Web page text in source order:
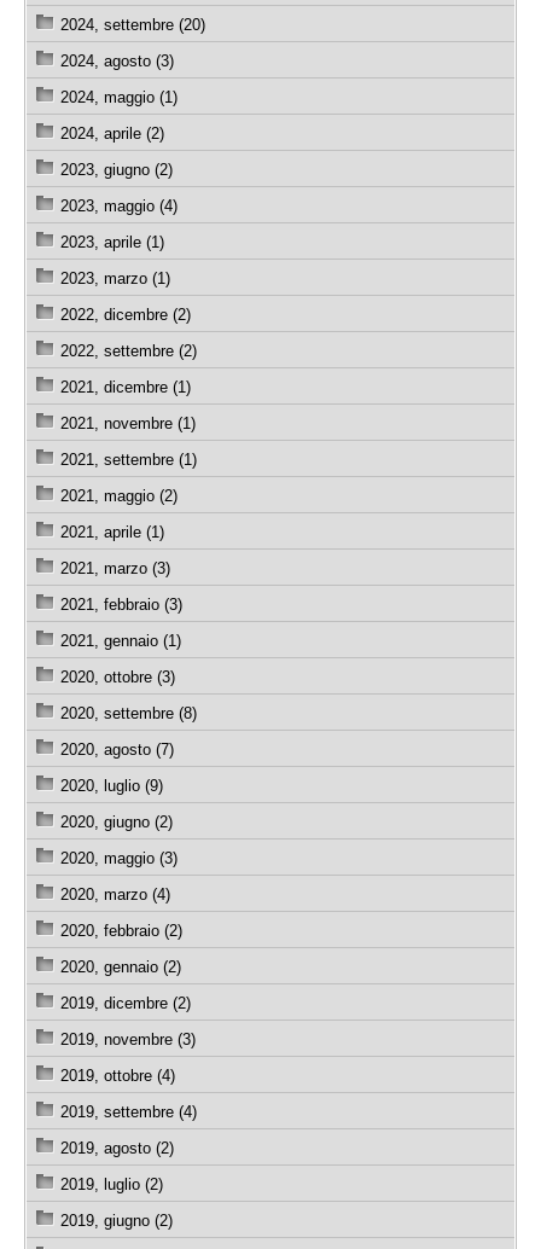
2024, settembre (20)
2024, agosto (3)
2024, maggio (1)
2024, aprile (2)
2023, giugno (2)
2023, maggio (4)
2023, aprile (1)
2023, marzo (1)
2022, dicembre (2)
2022, settembre (2)
2021, dicembre (1)
2021, novembre (1)
2021, settembre (1)
2021, maggio (2)
2021, aprile (1)
2021, marzo (3)
2021, febbraio (3)
2021, gennaio (1)
2020, ottobre (3)
2020, settembre (8)
2020, agosto (7)
2020, luglio (9)
2020, giugno (2)
2020, maggio (3)
2020, marzo (4)
2020, febbraio (2)
2020, gennaio (2)
2019, dicembre (2)
2019, novembre (3)
2019, ottobre (4)
2019, settembre (4)
2019, agosto (2)
2019, luglio (2)
2019, giugno (2)